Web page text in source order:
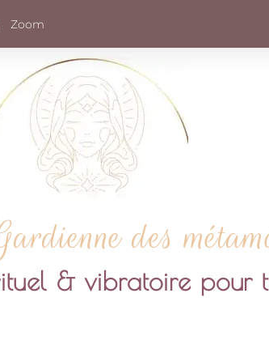
Zoom
des
& vibratoire pour